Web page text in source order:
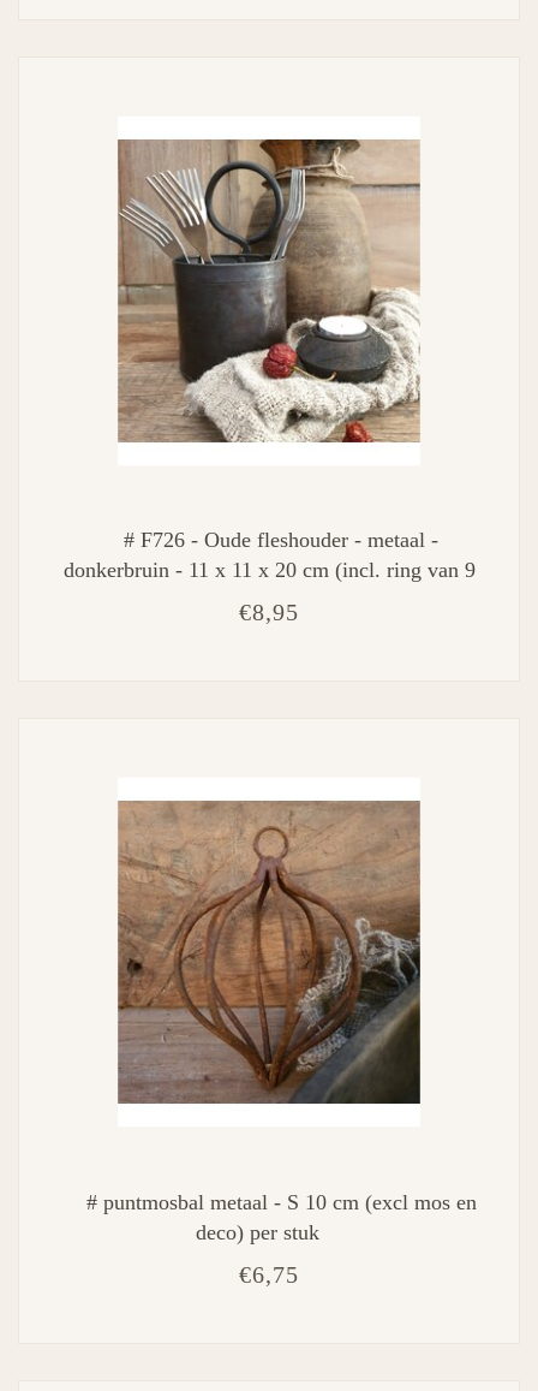
# F726 - Oude fleshouder - metaal -
donkerbruin - 11 x 11 x 20 cm (incl. ring van 9
cm)
€8,95
# puntmosbal metaal - S 10 cm (excl mos en
deco) per stuk
€6,75